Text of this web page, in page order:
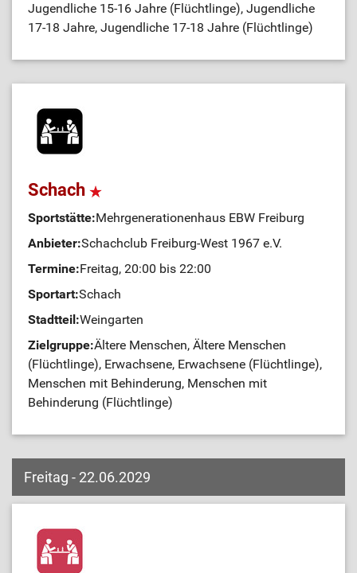
Jugendliche 15-16 Jahre (Flüchtlinge), Jugendliche
17-18 Jahre, Jugendliche 17-18 Jahre (Flüchtlinge)
Schach
Sportstätte:Mehrgenerationenhaus EBW Freiburg
Anbieter:Schachclub Freiburg-West 1967 e.V.
Termine:Freitag, 20:00 bis 22:00
Sportart:Schach
Stadtteil:Weingarten
Zielgruppe:Ältere Menschen, Ältere Menschen
(Flüchtlinge), Erwachsene, Erwachsene (Flüchtlinge),
Menschen mit Behinderung, Menschen mit
Behinderung (Flüchtlinge)
Freitag - 22.06.2029